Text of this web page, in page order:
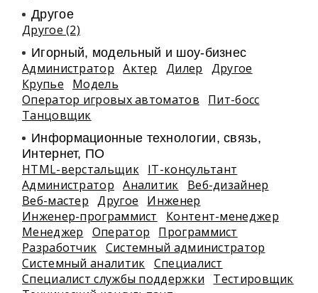
Другое
Другое (2)
Игорный, модельный и шоу-бизнес
Администратор Актер Дилер
Другое
Крупье
Модель
Оператор игровых автоматов
Пит-босс
Танцовщик
Информационные технологии, связь,
Интернет, ПО
HTML-верстальщик IT-консультант
Администратор
Аналитик
Веб-дизайнер
Веб-мастер
Другое
Инженер
Инженер-программист
Контент-менеджер
Менеджер
Оператор
Программист
Разработчик Системный администратор
Системный аналитик Специалист
Специалист службы поддержки
Тестировщик